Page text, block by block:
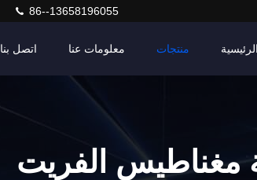
86--13658196055
منتجات معلومات عنا اتصل بنا
مغناطيس الفريت